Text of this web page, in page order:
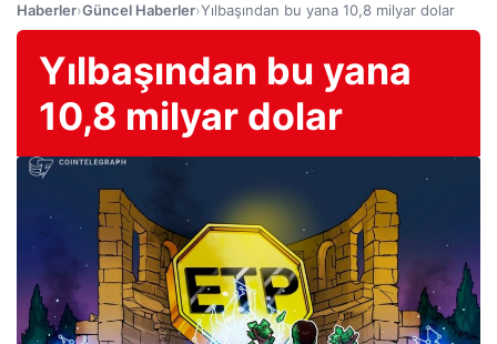
Haberler›Güncel Haberler›Yılbaşından bu yana 10,8 milyar dolar
Yılbaşından bu yana
10,8 milyar dolar